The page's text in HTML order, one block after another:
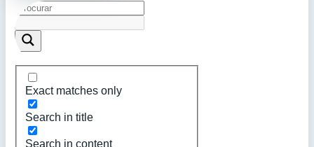
Exact matches only
Search in title
Search in content